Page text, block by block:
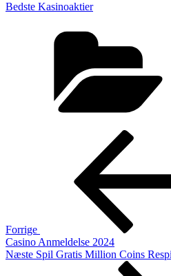
Bedste Kasinoaktier
Indlægsnavigation
Forrige
Casino Anmeldelse 2024
Næste
Næste Spil Gratis Million Coins